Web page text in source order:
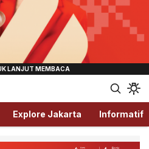
Ada Disini!
Explore Jakarta Informatif